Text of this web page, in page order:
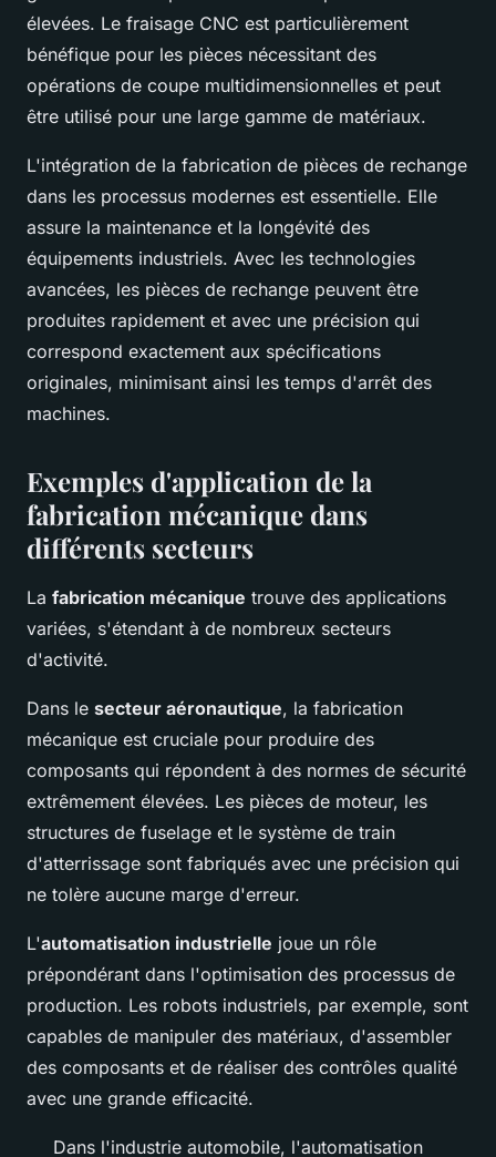
élevées. Le fraisage CNC est particulièrement
bénéfique pour les pièces nécessitant des
opérations de coupe multidimensionnelles et peut
être utilisé pour une large gamme de matériaux.
L'intégration de la fabrication de pièces de rechange
dans les processus modernes est essentielle. Elle
assure la maintenance et la longévité des
équipements industriels. Avec les technologies
avancées, les pièces de rechange peuvent être
produites rapidement et avec une précision qui
correspond exactement aux spécifications
originales, minimisant ainsi les temps d'arrêt des
machines.
Exemples d'application de la
fabrication mécanique dans
différents secteurs
La fabrication mécanique trouve des applications
variées, s'étendant à de nombreux secteurs
d'activité.
Dans le secteur aéronautique, la fabrication
mécanique est cruciale pour produire des
composants qui répondent à des normes de sécurité
extrêmement élevées. Les pièces de moteur, les
structures de fuselage et le système de train
d'atterrissage sont fabriqués avec une précision qui
ne tolère aucune marge d'erreur.
L'automatisation industrielle joue un rôle
prépondérant dans l'optimisation des processus de
production. Les robots industriels, par exemple, sont
capables de manipuler des matériaux, d'assembler
des composants et de réaliser des contrôles qualité
avec une grande efficacité.
Dans l'industrie automobile, l'automatisation